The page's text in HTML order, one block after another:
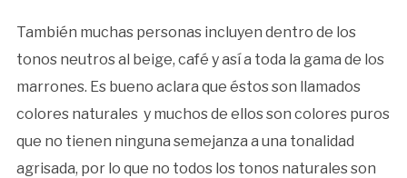
También muchas personas incluyen dentro de los
tonos neutros al beige, café y así a toda la gama de los
marrones. Es bueno aclara que éstos son llamados
colores naturales y muchos de ellos son colores puros
que no tienen ninguna semejanza a una tonalidad
agrisada, por lo que no todos los tonos naturales son